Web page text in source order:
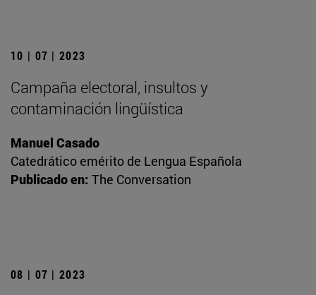
10 | 07 | 2023
Campaña electoral, insultos y
contaminación lingüística
Manuel Casado
Catedrático emérito de Lengua Española
Publicado en: The Conversation
08 | 07 | 2023